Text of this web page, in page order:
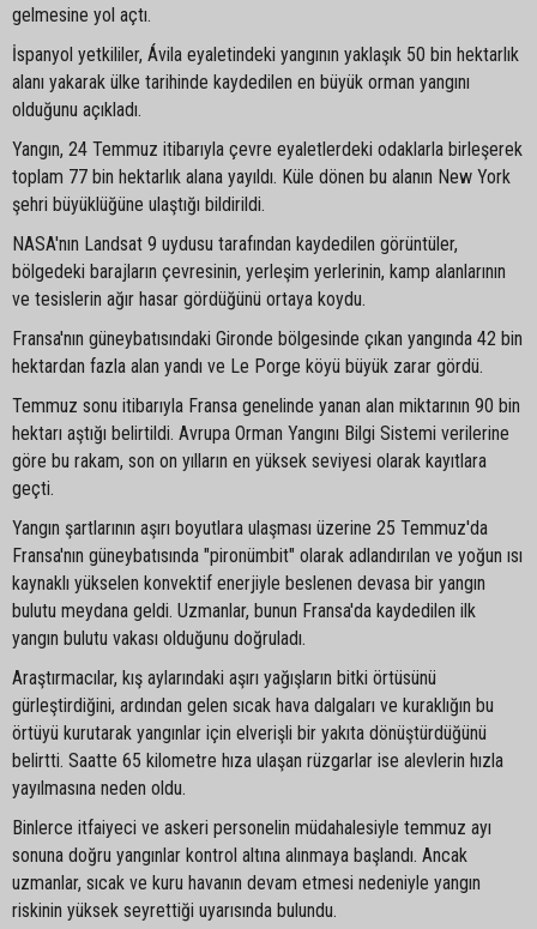
gelmesine yol açtı.
İspanyol yetkililer, Ávila eyaletindeki yangının yaklaşık 50 bin hektarlık
alanı yakarak ülke tarihinde kaydedilen en büyük orman yangını
olduğunu açıkladı.
Yangın, 24 Temmuz itibarıyla çevre eyaletlerdeki odaklarla birleşerek
toplam 77 bin hektarlık alana yayıldı. Küle dönen bu alanın New York
şehri büyüklüğüne ulaştığı bildirildi.
NASA'nın Landsat 9 uydusu tarafından kaydedilen görüntüler,
bölgedeki barajların çevresinin, yerleşim yerlerinin, kamp alanlarının
ve tesislerin ağır hasar gördüğünü ortaya koydu.
Fransa'nın güneybatısındaki Gironde bölgesinde çıkan yangında 42 bin
hektardan fazla alan yandı ve Le Porge köyü büyük zarar gördü.
Temmuz sonu itibarıyla Fransa genelinde yanan alan miktarının 90 bin
hektarı aştığı belirtildi. Avrupa Orman Yangını Bilgi Sistemi verilerine
göre bu rakam, son on yılların en yüksek seviyesi olarak kayıtlara
geçti.
Yangın şartlarının aşırı boyutlara ulaşması üzerine 25 Temmuz'da
Fransa'nın güneybatısında "pironümbit" olarak adlandırılan ve yoğun ısı
kaynaklı yükselen konvektif enerjiyle beslenen devasa bir yangın
bulutu meydana geldi. Uzmanlar, bunun Fransa'da kaydedilen ilk
yangın bulutu vakası olduğunu doğruladı.
Araştırmacılar, kış aylarındaki aşırı yağışların bitki örtüsünü
gürleştirdiğini, ardından gelen sıcak hava dalgaları ve kuraklığın bu
örtüyü kurutarak yangınlar için elverişli bir yakıta dönüştürdüğünü
belirtti. Saatte 65 kilometre hıza ulaşan rüzgarlar ise alevlerin hızla
yayılmasına neden oldu.
Binlerce itfaiyeci ve askeri personelin müdahalesiyle temmuz ayı
sonuna doğru yangınlar kontrol altına alınmaya başlandı. Ancak
uzmanlar, sıcak ve kuru havanın devam etmesi nedeniyle yangın
riskinin yüksek seyrettiği uyarısında bulundu.